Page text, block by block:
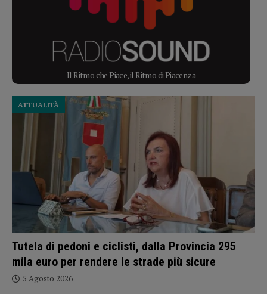
Il Ritmo che Piace, il Ritmo di Piacenza
Tutela di pedoni e ciclisti, dalla Provincia 295
mila euro per rendere le strade più sicure
ATTUALITÀ
5 Agosto 2026